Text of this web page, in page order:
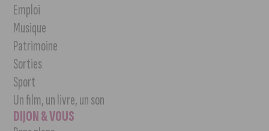
Emploi
Musique
Patrimoine
Sorties
Sport
Un film, un livre, un son
DIJON & VOUS